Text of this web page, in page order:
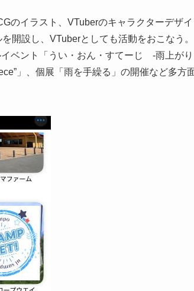
のイラスト、VTuberのキャラクターデザイ
開設し、VTuberとしても活動をおこなう。
ベント「うい・おん・すてーじ -雨上がり
」、個展「雨を手繰る」の開催など多方